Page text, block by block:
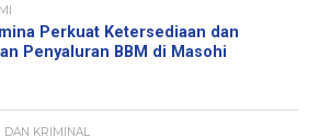
Perkuat Ketersediaan dan
Penyaluran BBM di Masohi
DAN KRIMINAL